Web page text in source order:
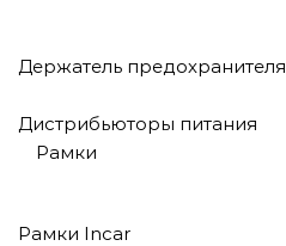
Держатель предохранителя
Дистрибьюторы питания
Рамки
Рамки Incar